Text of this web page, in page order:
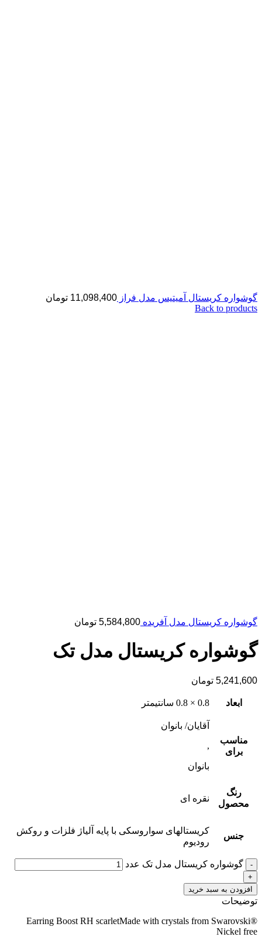
گوشواره کریستال آمیتیس مدل فراز 11,098,400 تومان
Back to products
گوشواره کریستال مدل آفریده 5,584,800 تومان
گوشواره کریستال مدل تک
5,241,600 تومان
ابعاد 0.8 × 0.8 سانتیمتر
مناسب
برای
آقایان/ بانوان
,
بانوان
رنگ
محصول
نقره ای
جنس
کریستالهای سواروسکی با پایه آلیاژ فلزات و روکش
رودیوم
گوشواره کریستال مدل تک عدد
افزودن به سبد خرید
توضیحات
Earring Boost RH scarletMade with crystals from Swarovski®
Nickel free